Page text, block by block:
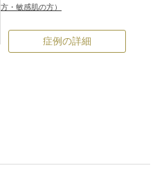
方・敏感肌の方）
症例の詳細